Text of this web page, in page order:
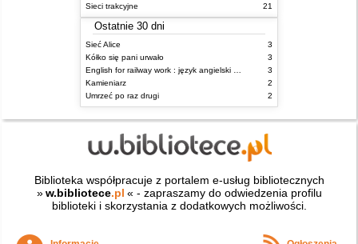
Sieci trakcyjne
21
Ostatnie 30 dni
Sieć Alice
3
Kółko się pani urwało
3
English for railway work : język angielski dla kolejarzy - podręcznik dla zaawansowanych
3
Kamieniarz
2
Umrzeć po raz drugi
2
Biblioteka współpracuje z portalem e-usług bibliotecznych
» w.bibliotece.pl « - zapraszamy do odwiedzenia profilu
biblioteki i skorzystania z dodatkowych możliwości.